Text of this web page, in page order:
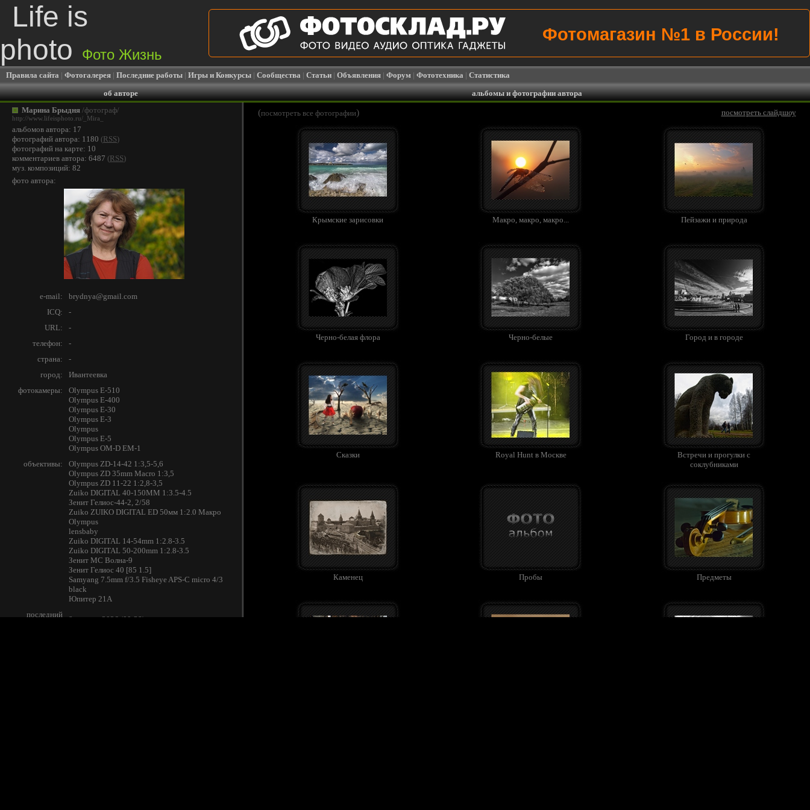
Life is
photo
Фото Жизнь
Убиваем цены на всё!
Правила сайта | Фотогалерея | Последние работы | Игры и Конкурсы | Сообщества | Статьи | Объявления | Форум | Фототехника | Статистика
об авторе
альбомы и фотографии автора
Марина Брыдня /фотограф/
http://www.lifeisphoto.ru/_Mira_
альбомов автора: 17
фотографий автора: 1180 (RSS)
фотографий на карте: 10
комментариев автора: 6487 (RSS)
муз. композиций: 82
фото автора:
e-mail:
brydnya@gmail.com
ICQ:
-
URL:
-
телефон:
-
страна:
-
город:
Ивантеевка
фотокамеры:
Olympus E-510
Olympus E-400
Olympus E-30
Olympus E-3
Olympus
Olympus E-5
Olympus OM-D EM-1
объективы:
Olympus ZD-14-42 1:3,5-5,6
Olympus ZD 35mm Macro 1:3,5
Olympus ZD 11-22 1:2,8-3,5
Zuiko DIGITAL 40-150MM 1:3.5-4.5
Зенит Гелиос-44-2, 2/58
Zuiko ZUIKO DIGITAL ED 50мм 1:2.0 Макро
Olympus
lensbaby
Zuiko DIGITAL 14-54mm 1:2.8-3.5
Zuiko DIGITAL 50-200mm 1:2.8-3.5
Зенит МС Волна-9
Зенит Гелиос 40 [85 1.5]
Samyang 7.5mm f/3.5 Fisheye APS-C micro 4/3
black
Юпитер 21А
последний
8 августа 2026 (00:38)
(посмотреть все фотографии) посмотреть слайдшоу
Крымские зарисовки Макро, макро, макро... Пейзажи и природа
Черно-белая флора Черно-белые Город и в городе
Сказки Royal Hunt в Москве
Встречи и прогулки с
соклубниками
Каменец Пробы Предметы